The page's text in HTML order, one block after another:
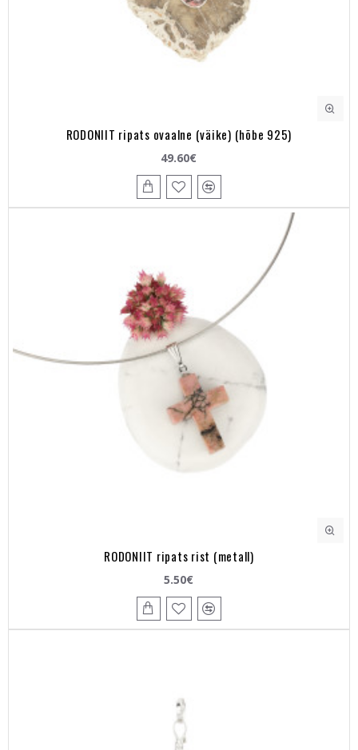
RODONIIT ripats ovaalne (väike) (hõbe 925)
49.60€
RODONIIT ripats rist (metall)
5.50€